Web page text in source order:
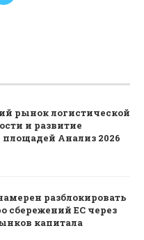
рынок логистической
и развитие
Анализ 2026
разблокировать
сбережений ЕС через
капитала